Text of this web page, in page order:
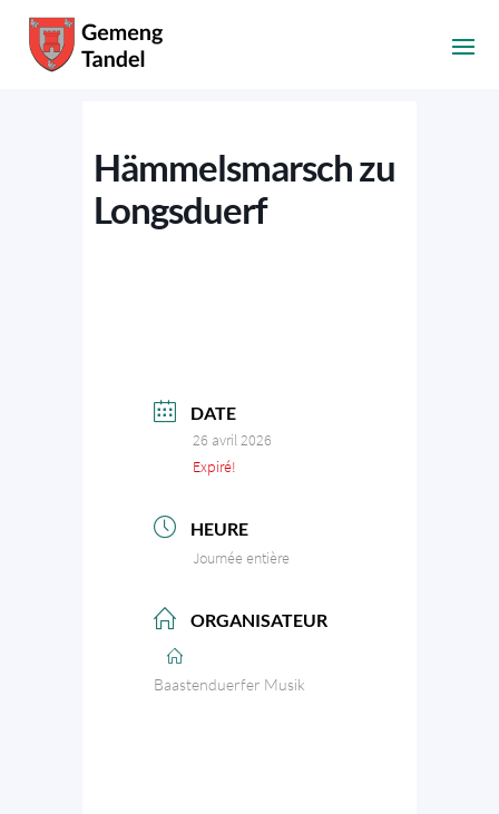
Hämmelsmarsch zu
Longsduerf
DATE
26 avril 2026
Expiré!
HEURE
Journée entière
ORGANISATEUR
Baastenduerfer Musik